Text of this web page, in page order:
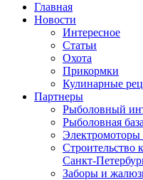
Главная
Новости
Интересное
Статьи
Охота
Прикормки
Кулинарные
Партнеры
Рыболовный
Рыболовная база
Строительство
Санкт-
Заборы и